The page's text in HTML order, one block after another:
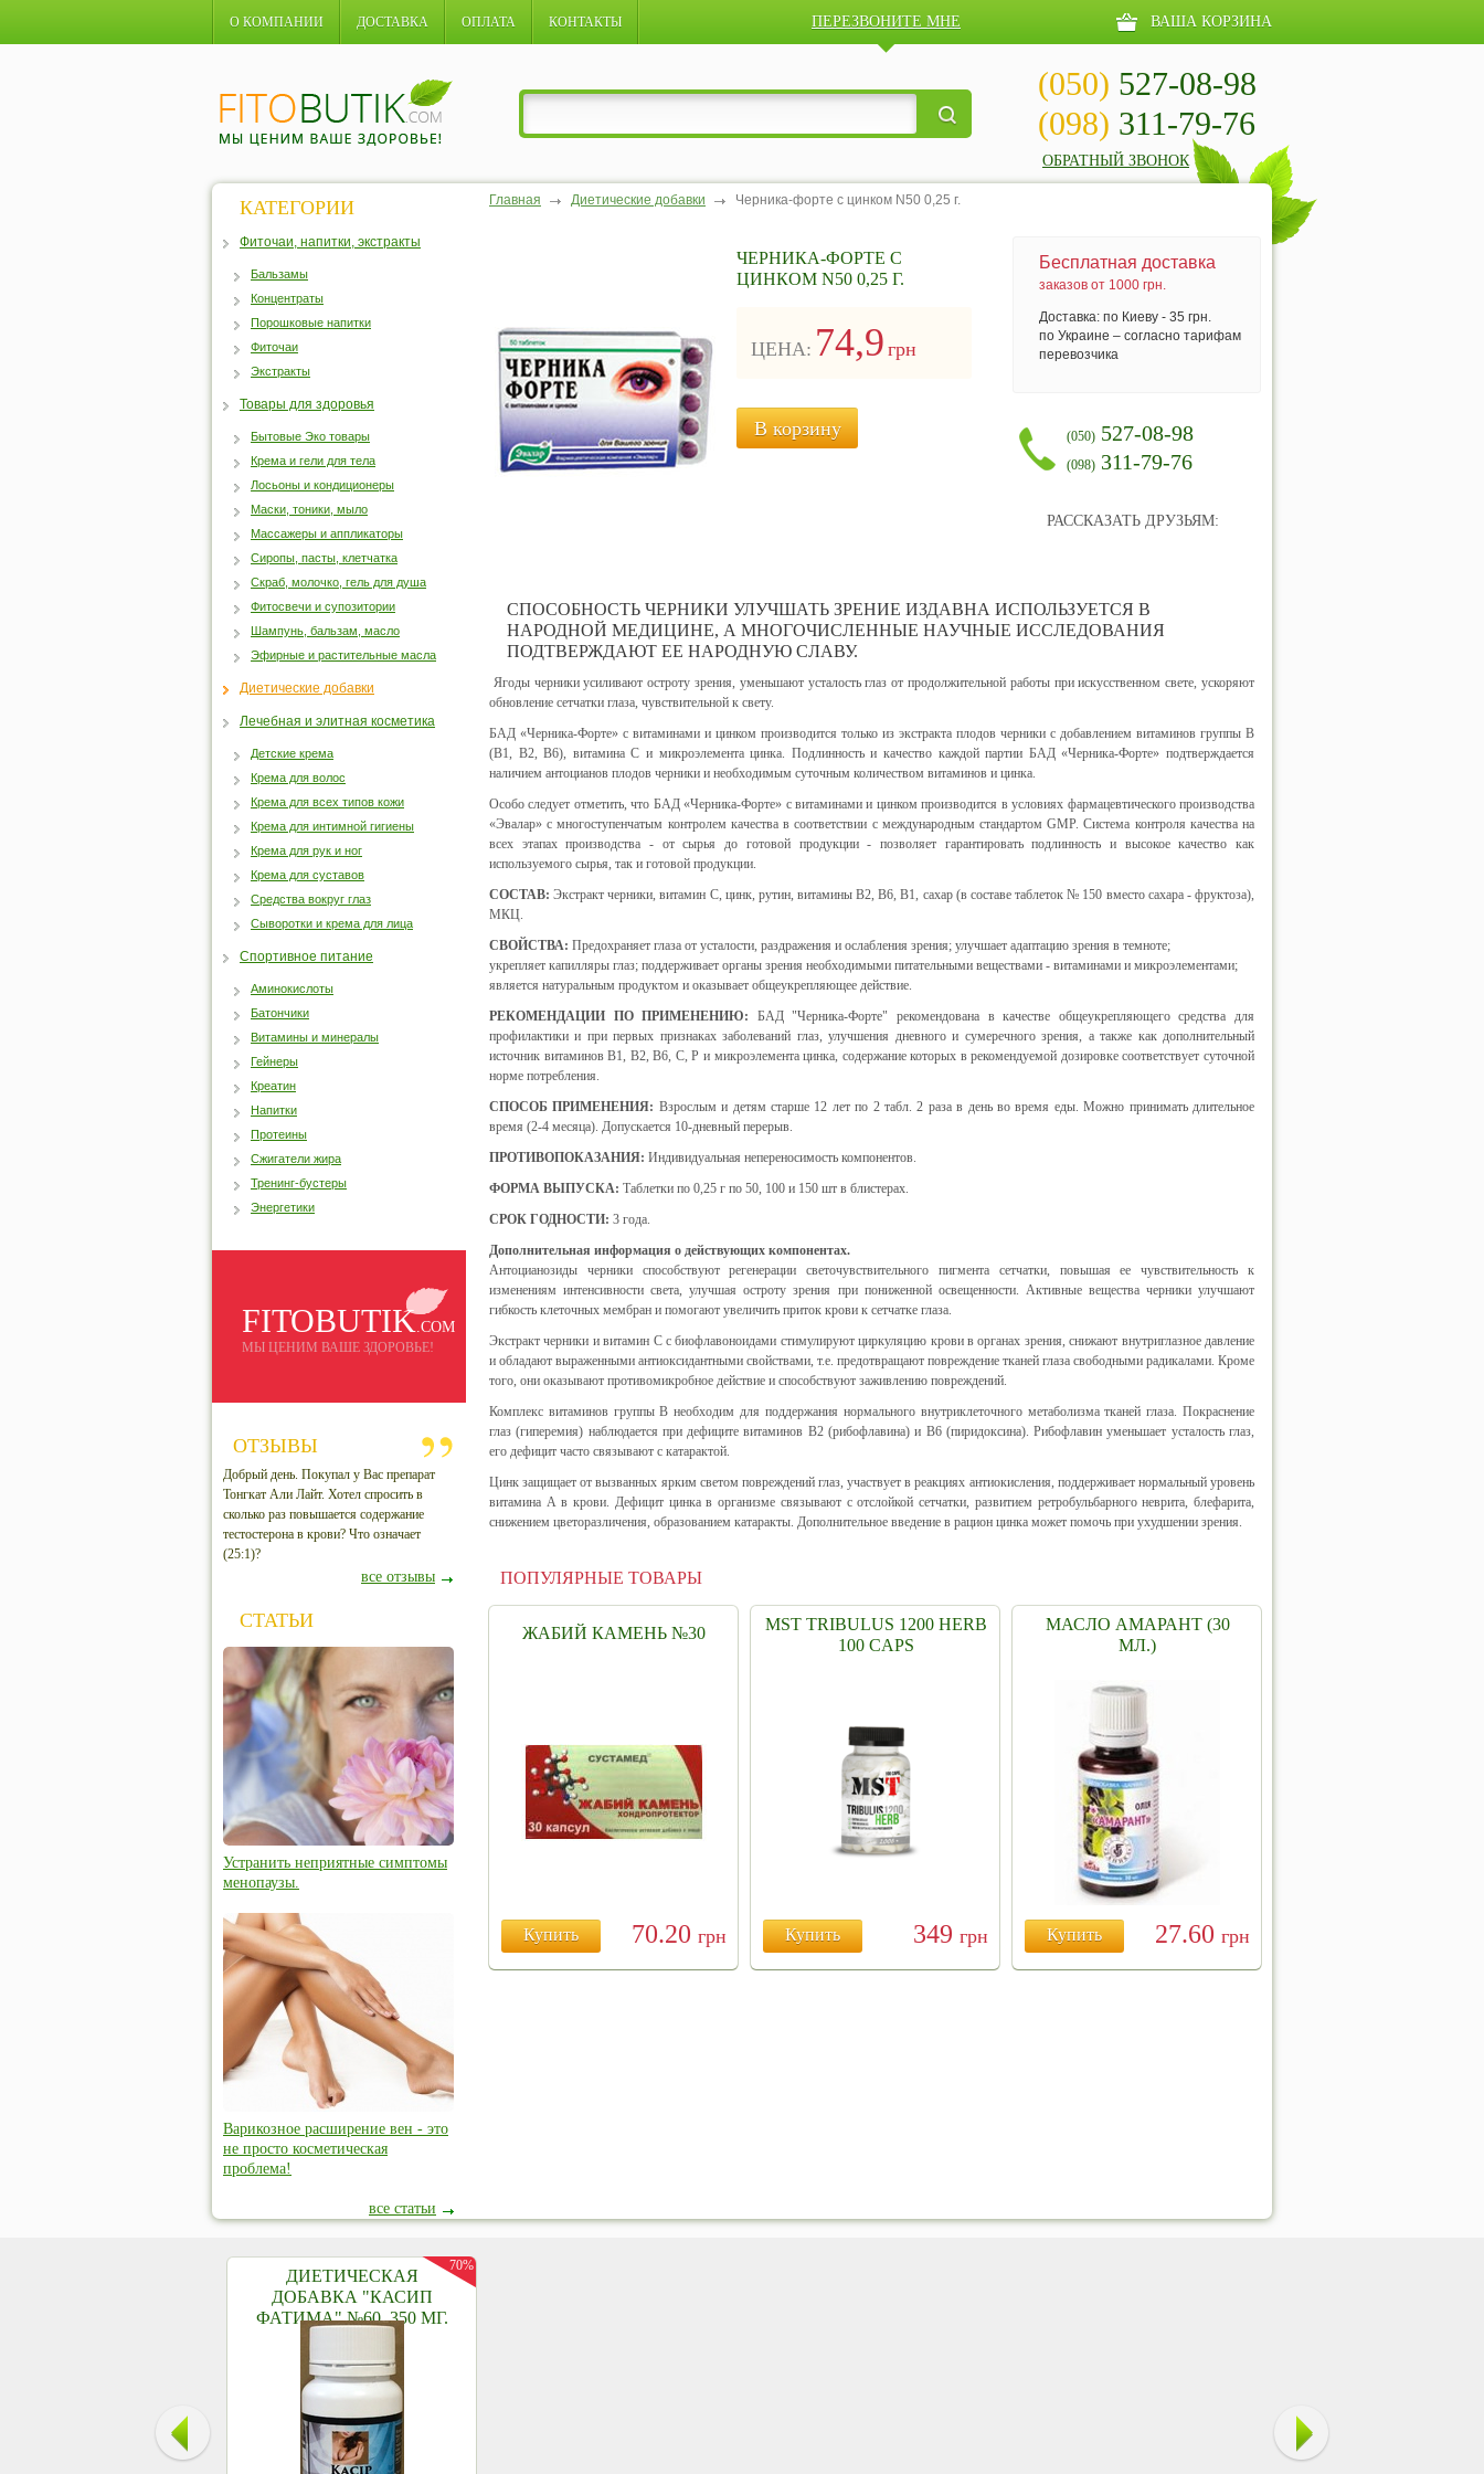
О КОМПАНИИ ДОСТАВКА ОПЛАТА КОНТАКТЫ ПЕРЕЗВОНИТЕ МНЕ ВАША КОРЗИНА
(050) 527-08-98
(098) 311-79-76
ОБРАТНЫЙ ЗВОНОК
Главная Диетические добавки Черника-форте с цинком N50 0,25 г.
ЧЕРНИКА-ФОРТЕ С
ЦИНКОМ N50 0,25 Г.
ЦЕНА: 74,9 грн
В корзину
Бесплатная доставка
заказов от 1000 грн.
Доставка: по Киеву - 35 грн.
по Украине – согласно тарифам
перевозчика
(050) 527-08-98
(098) 311-79-76
РАССКАЗАТЬ ДРУЗЬЯМ:
СПОСОБНОСТЬ ЧЕРНИКИ УЛУЧШАТЬ ЗРЕНИЕ ИЗДАВНА ИСПОЛЬЗУЕТСЯ В
НАРОДНОЙ МЕДИЦИНЕ, А МНОГОЧИСЛЕННЫЕ НАУЧНЫЕ ИССЛЕДОВАНИЯ
ПОДТВЕРЖДАЮТ ЕЕ НАРОДНУЮ СЛАВУ.
Ягоды черники усиливают остроту зрения, уменьшают усталость глаз от продолжительной работы при искусственном свете, ускоряют
обновление сетчатки глаза, чувствительной к свету.
БАД «Черника-Форте» с витаминами и цинком производится только из экстракта плодов черники с добавлением витаминов группы B
(В1, В2, В6), витамина С и микроэлемента цинка. Подлинность и качество каждой партии БАД «Черника-Форте» подтверждается
наличием антоцианов плодов черники и необходимым суточным количеством витаминов и цинка.
Особо следует отметить, что БАД «Черника-Форте» с витаминами и цинком производится в условиях фармацевтического производства
«Эвалар» с многоступенчатым контролем качества в соответствии с международным стандартом GMP. Система контроля качества на
всех этапах производства - от сырья до готовой продукции - позволяет гарантировать подлинность и высокое качество как
используемого сырья, так и готовой продукции.
СОСТАВ:Экстракт черники, витамин С, цинк, рутин, витамины В2, В6, В1, сахар (в составе таблеток № 150 вместо сахара - фруктоза),
МКЦ.
СВОЙСТВА: Предохраняет глаза от усталости, раздражения и ослабления зрения; улучшает адаптацию зрения в темноте;
укрепляет капилляры глаз; поддерживает органы зрения необходимыми питательными веществами - витаминами и микроэлементами;
является натуральным продуктом и оказывает общеукрепляющее действие.
РЕКОМЕНДАЦИИ ПО ПРИМЕНЕНИЮ: БАД "Черника-Форте" рекомендована в качестве общеукрепляющего средства для
профилактики и при первых признаках заболеваний глаз, улучшения дневного и сумеречного зрения, а также как дополнительный
источник витаминов В1, В2, В6, С, Р и микроэлемента цинка, содержание которых в рекомендуемой дозировке соответствует суточной
норме потребления.
СПОСОБ ПРИМЕНЕНИЯ: Взрослым и детям старше 12 лет по 2 табл. 2 раза в день во время еды. Можно принимать длительное
время (2-4 месяца). Допускается 10-дневный перерыв.
ПРОТИВОПОКАЗАНИЯ: Индивидуальная непереносимость компонентов.
ФОРМА ВЫПУСКА: Таблетки по 0,25 г по 50, 100 и 150 шт в блистерах.
СРОК ГОДНОСТИ: 3 года.
Дополнительная информация о действующих компонентах.
Антоцианозиды черники способствуют регенерации светочувствительного пигмента сетчатки, повышая ее чувствительность к
изменениям интенсивности света, улучшая остроту зрения при пониженной освещенности. Активные вещества черники улучшают
гибкость клеточных мембран и помогают увеличить приток крови к сетчатке глаза.
Экстракт черники и витамин С с биофлавоноидами стимулируют циркуляцию крови в органах зрения, снижают внутриглазное давление
и обладают выраженными антиоксидантными свойствами, т.е. предотвращают повреждение тканей глаза свободными радикалами. Кроме
того, они оказывают противомикробное действие и способствуют заживлению повреждений.
Комплекс витаминов группы В необходим для поддержания нормального внутриклеточного метаболизма тканей глаза. Покраснение
глаз (гиперемия) наблюдается при дефиците витаминов В2 (рибофлавина) и В6 (пиридоксина). Рибофлавин уменьшает усталость глаз,
его дефицит часто связывают с катарактой.
Цинк защищает от вызванных ярким светом повреждений глаз, участвует в реакциях антиокисления, поддерживает нормальный уровень
витамина А в крови. Дефицит цинка в организме связывают с отслойкой сетчатки, развитием ретробульбарного неврита, блефарита,
снижением цветоразличения, образованием катаракты. Дополнительное введение в рацион цинка может помочь при ухудшении зрения.
ПОПУЛЯРНЫЕ ТОВАРЫ
ЖАБИЙ КАМЕНЬ №30
Купить 70.20 грн
MST TRIBULUS 1200 HERB
100 CAPS
Купить 349 грн
МАСЛО АМАРАНТ (30
МЛ.)
Купить 27.60 грн
КАТЕГОРИИ
Фиточаи, напитки, экстракты
Бальзамы
Концентраты
Порошковые напитки
Фиточаи
Экстракты
Товары для здоровья
Бытовые Эко товары
Крема и гели для тела
Лосьоны и кондиционеры
Маски, тоники, мыло
Массажеры и аппликаторы
Сиропы, пасты, клетчатка
Скраб, молочко, гель для душа
Фитосвечи и супозитории
Шампунь, бальзам, масло
Эфирные и растительные масла
Диетические добавки
Лечебная и элитная косметика
Детские крема
Крема для волос
Крема для всех типов кожи
Крема для интимной гигиены
Крема для рук и ног
Крема для суставов
Средства вокруг глаз
Сыворотки и крема для лица
Спортивное питание
Аминокислоты
Батончики
Витамины и минералы
Гейнеры
Креатин
Напитки
Протеины
Сжигатели жира
Тренинг-бустеры
Энергетики
FITOBUTIK.COM
МЫ ЦЕНИМ ВАШЕ ЗДОРОВЬЕ!
ОТЗЫВЫ
Добрый день. Покупал у Вас препарат
Тонгкат Али Лайт. Хотел спросить в
сколько раз повышается содержание
тестостерона в крови? Что означает
(25:1)?
все отзывы
СТАТЬИ
Устранить неприятные симптомы
менопаузы.
Варикозное расширение вен - это
не просто косметическая
проблема!
все статьи
ДИЕТИЧЕСКАЯ
ДОБАВКА "КАСИП
ФАТИМА" №60, 350 МГ.
70%